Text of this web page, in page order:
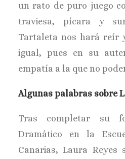
un rato de puro juego
traviesa, pícara y
Tartaleta nos hará reír
igual, pues en su
empatía a la que no
Algunas palabras sobre
Tras completar su
Dramático en la
Canarias, Laura Reyes